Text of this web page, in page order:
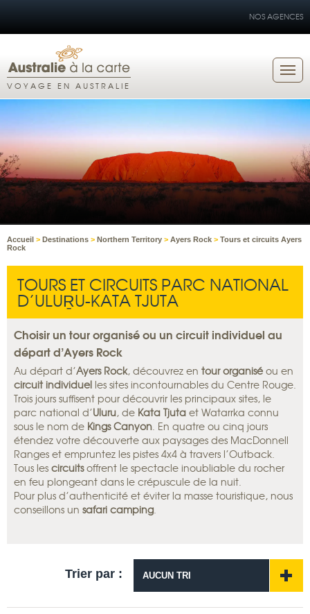
NOS AGENCES
VOYAGE EN AUSTRALIE
Accueil > Destinations > Northern Territory > Ayers Rock > Tours et circuits Ayers
Rock
TOURS ET CIRCUITS PARC NATIONAL
D’ULUṞU-KATA TJUTA
Choisir un tour organisé ou un circuit individuel au
départ d’Ayers Rock
Au départ d’Ayers Rock, découvrez en tour organisé ou en
circuit individuel les sites incontournables du Centre Rouge.
Trois jours suffisent pour découvrir les principaux sites, le
parc national d’Uluru, de Kata Tjuta et Watarrka connu
sous le nom de Kings Canyon. En quatre ou cinq jours
étendez votre découverte aux paysages des MacDonnell
Ranges et empruntez les pistes 4x4 à travers l’Outback.
Tous les circuitsoffrent le spectacle inoubliable du rocher
en feu plongeant dans le crépuscule de la nuit.
Pour plus d’authenticité et éviter la masse touristique, nous
conseillons un safari camping.
Trier par : AUCUN TRI